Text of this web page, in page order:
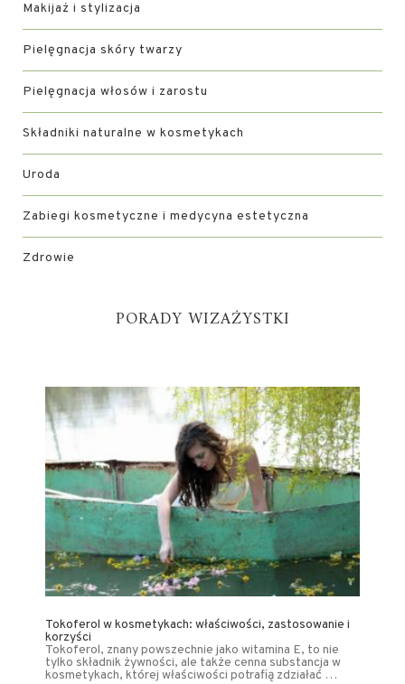
Makijaż i stylizacja
Pielęgnacja skóry twarzy
Pielęgnacja włosów i zarostu
Składniki naturalne w kosmetykach
Uroda
Zabiegi kosmetyczne i medycyna estetyczna
Zdrowie
PORADY WIZAŻYSTKI
Tokoferol w kosmetykach: właściwości, zastosowanie i
korzyści
Tokoferol, znany powszechnie jako witamina E, to nie
tylko składnik żywności, ale także cenna substancja w
kosmetykach, której właściwości potrafią zdziałać …